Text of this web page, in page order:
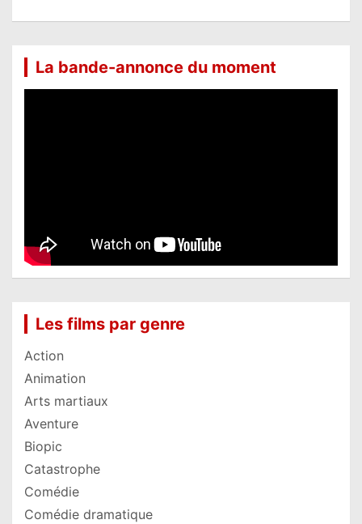
La bande-annonce du moment
Les films par genre
Action
Animation
Arts martiaux
Aventure
Biopic
Catastrophe
Comédie
Comédie dramatique